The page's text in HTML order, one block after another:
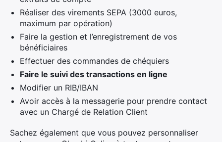
Réaliser des virements SEPA (3000 euros,
maximum par opération)
Faire la gestion et l’enregistrement de vos
bénéficiaires
Effectuer des commandes de chéquiers
Faire le suivi des transactions en ligne
Modifier un RIB/IBAN
Avoir accès à la messagerie pour prendre contact
avec un Chargé de Relation Client
Sachez également que vous pouvez personnaliser